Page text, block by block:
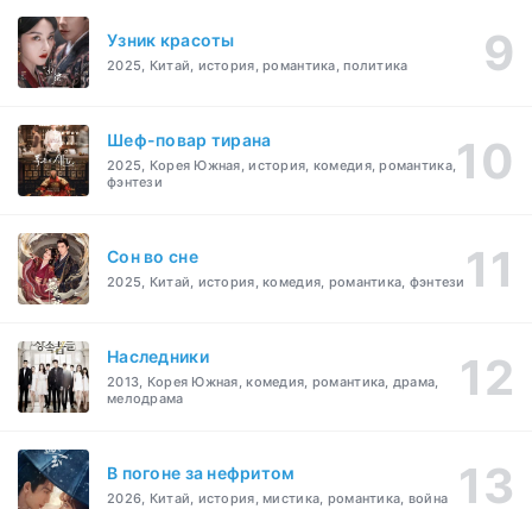
Узник красоты
2025, Китай, история, романтика, политика
Шеф-повар тирана
2025, Корея Южная, история, комедия, романтика,
фэнтези
Cон во сне
2025, Китай, история, комедия, романтика, фэнтези
Наследники
2013, Корея Южная, комедия, романтика, драма,
мелодрама
В погоне за нефритом
2026, Китай, история, мистика, романтика, война